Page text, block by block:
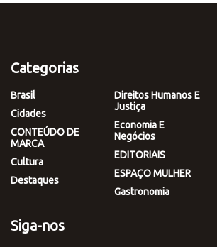
Categorias
Brasil
Cidades
CONTEÚDO DE
MARCA
Cultura
Destaques
Direitos Humanos E
Justiça
Economia E
Negócios
EDITORIAIS
ESPAÇO MULHER
Gastronomia
Siga-nos